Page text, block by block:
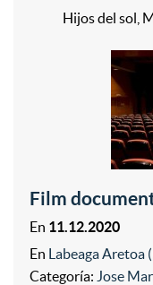
Hijos del sol,
Film
En 11.12.2020
En Labeaga Aretoa
Categoría: Jose